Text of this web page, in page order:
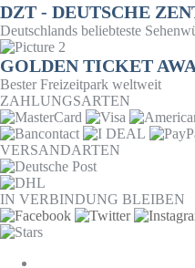
DZT - DEUTSCHE
Deutschlands beliebteste
GOLDEN TICKET
Bester Freizeitpark weltweit
ZAHLUNGSARTEN
VERSANDARTEN
IN VERBINDUNG BLEIBEN